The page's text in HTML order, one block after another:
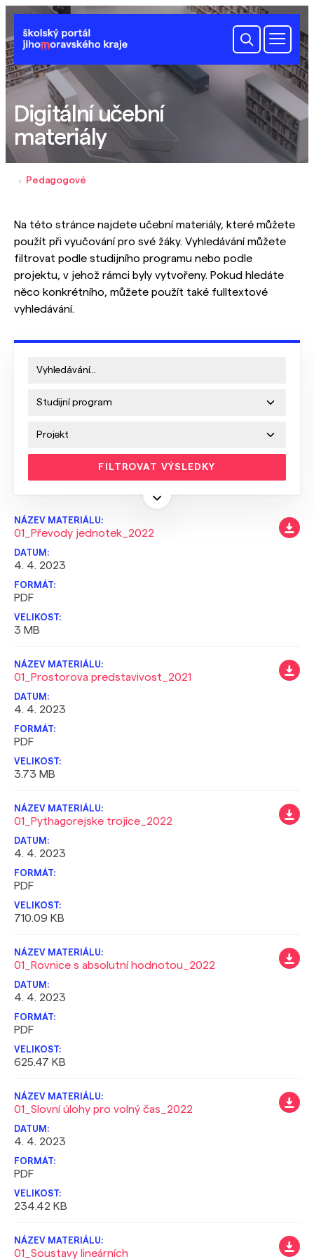
Digitální učební
materiály
Pedagogové
Na této stránce najdete učební materiály, které můžete
použít při vyučování pro své žáky. Vyhledávání můžete
filtrovat podle studijního programu nebo podle
projektu, v jehož rámci byly vytvořeny. Pokud hledáte
něco konkrétního, můžete použít také fulltextové
vyhledávání.
FILTROVAT VÝSLEDKY
01_Převody jednotek_2022
4. 4. 2023
PDF
3 MB
01_Prostorova predstavivost_2021
4. 4. 2023
PDF
3.73 MB
01_Pythagorejske trojice_2022
4. 4. 2023
PDF
710.09 KB
01_Rovnice s absolutní hodnotou_2022
4. 4. 2023
PDF
625.47 KB
01_Slovní úlohy pro volný čas_2022
4. 4. 2023
PDF
234.42 KB
01_Soustavy lineárních